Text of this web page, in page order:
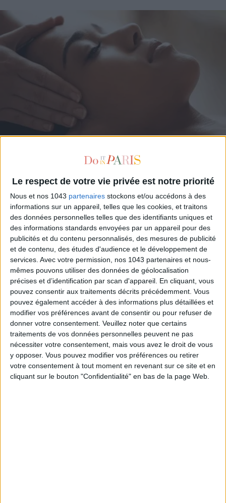
Le respect de votre vie privée est notre priorité
Nous et nos 1043 partenaires stockons et/ou accédons à des
informations sur un appareil, telles que les cookies, et traitons
des données personnelles telles que des identifiants uniques et
des informations standards envoyées par un appareil pour des
publicités et du contenu personnalisés, des mesures de publicité
et de contenu, des études d'audience et le développement de
services. Avec votre permission, nos 1043 partenaires et nous-
mêmes pouvons utiliser des données de géolocalisation
précises et d’identification par scan d'appareil. En cliquant, vous
pouvez consentir aux traitements décrits précédemment. Vous
pouvez également accéder à des informations plus détaillées et
modifier vos préférences avant de consentir ou pour refuser de
donner votre consentement. Veuillez noter que certains
traitements de vos données personnelles peuvent ne pas
nécessiter votre consentement, mais vous avez le droit de vous
y opposer. Vous pouvez modifier vos préférences ou retirer
votre consentement à tout moment en revenant sur ce site et en
cliquant sur le bouton "Confidentialité" en bas de la page Web.
OPÉRATION DÉTOX CHEZ YVES ROCHER
UN BIJOU D’HÔTEL AVEC ROOFTOP PISCINE À MADRID